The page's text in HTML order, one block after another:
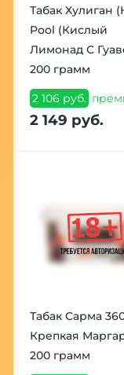
Табак Хулиган
Pool (Кислый
Лимонад С
200 грамм
2 106 руб.
2 149 руб.
Табак Сарма
Крепкая
200 грамм